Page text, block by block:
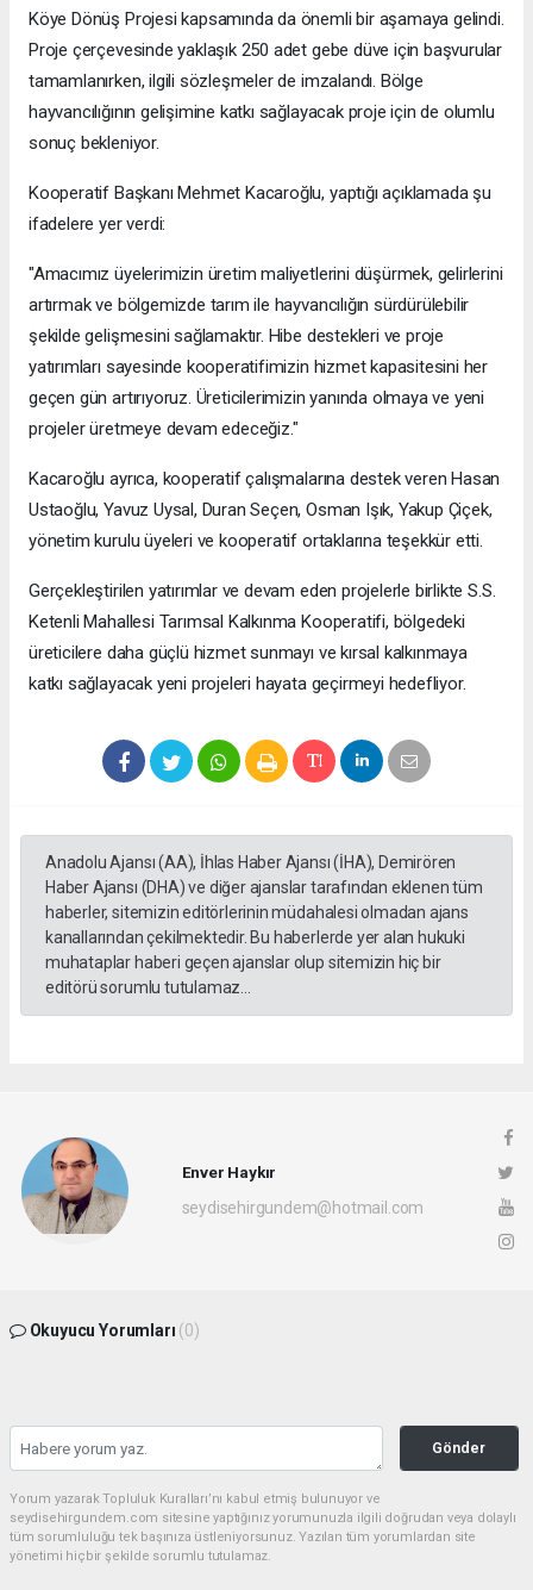
Köye Dönüş Projesi kapsamında da önemli bir aşamaya gelindi.
Proje çerçevesinde yaklaşık 250 adet gebe düve için başvurular
tamamlanırken, ilgili sözleşmeler de imzalandı. Bölge
hayvancılığının gelişimine katkı sağlayacak proje için de olumlu
sonuç bekleniyor.
Kooperatif Başkanı Mehmet Kacaroğlu, yaptığı açıklamada şu
ifadelere yer verdi:
"Amacımız üyelerimizin üretim maliyetlerini düşürmek, gelirlerini
artırmak ve bölgemizde tarım ile hayvancılığın sürdürülebilir
şekilde gelişmesini sağlamaktır. Hibe destekleri ve proje
yatırımları sayesinde kooperatifimizin hizmet kapasitesini her
geçen gün artırıyoruz. Üreticilerimizin yanında olmaya ve yeni
projeler üretmeye devam edeceğiz."
Kacaroğlu ayrıca, kooperatif çalışmalarına destek veren Hasan
Ustaoğlu, Yavuz Uysal, Duran Seçen, Osman Işık, Yakup Çiçek,
yönetim kurulu üyeleri ve kooperatif ortaklarına teşekkür etti.
Gerçekleştirilen yatırımlar ve devam eden projelerle birlikte S.S.
Ketenli Mahallesi Tarımsal Kalkınma Kooperatifi, bölgedeki
üreticilere daha güçlü hizmet sunmayı ve kırsal kalkınmaya
katkı sağlayacak yeni projeleri hayata geçirmeyi hedefliyor.
Anadolu Ajansı (AA), İhlas Haber Ajansı (İHA), Demirören
Haber Ajansı (DHA) ve diğer ajanslar tarafından eklenen tüm
haberler, sitemizin editörlerinin müdahalesi olmadan ajans
kanallarından çekilmektedir. Bu haberlerde yer alan hukuki
muhataplar haberi geçen ajanslar olup sitemizin hiç bir
editörü sorumlu tutulamaz...
Enver Haykır
seydisehirgundem@hotmail.com
Okuyucu Yorumları (0)
Gönder
Yorum yazarak Topluluk Kuralları’nı kabul etmiş bulunuyor ve
seydisehirgundem.com sitesine yaptığınız yorumunuzla ilgili doğrudan veya dolaylı
tüm sorumluluğu tek başınıza üstleniyorsunuz. Yazılan tüm yorumlardan site
yönetimi hiçbir şekilde sorumlu tutulamaz.